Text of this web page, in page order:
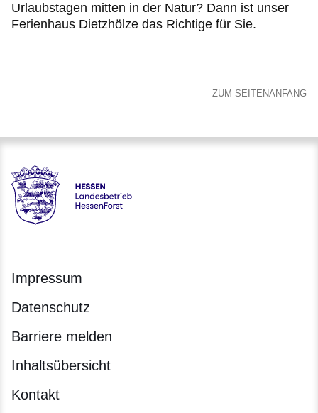
Urlaubstagen mitten in der Natur? Dann ist unser
Ferienhaus Dietzhölze das Richtige für Sie.
ZUM SEITENANFANG
Hessen - Landesbetrieb HessenForst
Impressum
Datenschutz
Barriere melden
Inhaltsübersicht
Kontakt